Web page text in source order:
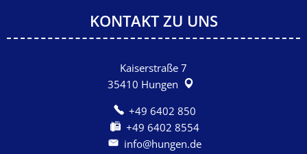
KONTAKT ZU UNS
Kaiserstraße 7
35410 Hungen
+49 6402 850
+49 6402 8554
info@hungen.de